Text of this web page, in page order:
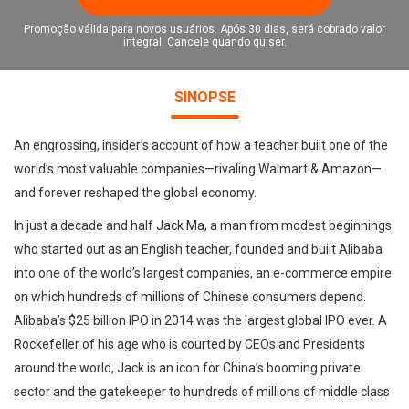
Promoção válida para novos usuários. Após 30 dias, será cobrado valor
integral. Cancele quando quiser.
SINOPSE
An engrossing, insider’s account of how a teacher built one of the
world’s most valuable companies—rivaling Walmart & Amazon—
and forever reshaped the global economy.
In just a decade and half Jack Ma, a man from modest beginnings
who started out as an English teacher, founded and built Alibaba
into one of the world’s largest companies, an e-commerce empire
on which hundreds of millions of Chinese consumers depend.
Alibaba’s $25 billion IPO in 2014 was the largest global IPO ever. A
Rockefeller of his age who is courted by CEOs and Presidents
around the world, Jack is an icon for China’s booming private
sector and the gatekeeper to hundreds of millions of middle class